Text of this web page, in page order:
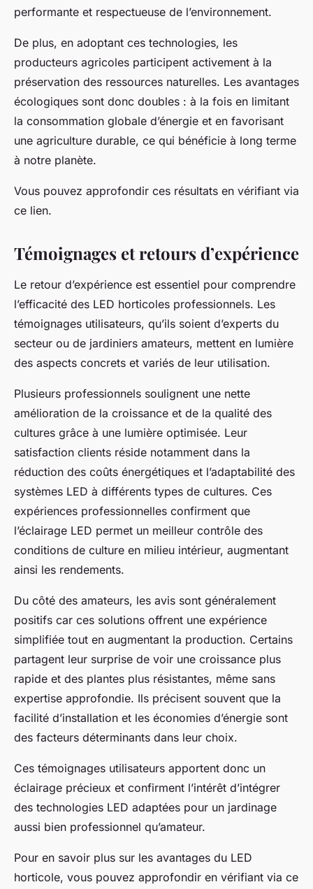
performante et respectueuse de l’environnement.
De plus, en adoptant ces technologies, les
producteurs agricoles participent activement à la
préservation des ressources naturelles. Les avantages
écologiques sont donc doubles : à la fois en limitant
la consommation globale d’énergie et en favorisant
une agriculture durable, ce qui bénéficie à long terme
à notre planète.
Vous pouvez approfondir ces résultats en vérifiant via
ce lien.
Témoignages et retours d’expérience
Le retour d’expérience est essentiel pour comprendre
l’efficacité des LED horticoles professionnels. Les
témoignages utilisateurs, qu’ils soient d’experts du
secteur ou de jardiniers amateurs, mettent en lumière
des aspects concrets et variés de leur utilisation.
Plusieurs professionnels soulignent une nette
amélioration de la croissance et de la qualité des
cultures grâce à une lumière optimisée. Leur
satisfaction clients réside notamment dans la
réduction des coûts énergétiques et l’adaptabilité des
systèmes LED à différents types de cultures. Ces
expériences professionnelles confirment que
l’éclairage LED permet un meilleur contrôle des
conditions de culture en milieu intérieur, augmentant
ainsi les rendements.
Du côté des amateurs, les avis sont généralement
positifs car ces solutions offrent une expérience
simplifiée tout en augmentant la production. Certains
partagent leur surprise de voir une croissance plus
rapide et des plantes plus résistantes, même sans
expertise approfondie. Ils précisent souvent que la
facilité d’installation et les économies d’énergie sont
des facteurs déterminants dans leur choix.
Ces témoignages utilisateurs apportent donc un
éclairage précieux et confirment l’intérêt d’intégrer
des technologies LED adaptées pour un jardinage
aussi bien professionnel qu’amateur.
Pour en savoir plus sur les avantages du LED
horticole, vous pouvez approfondir en vérifiant via ce